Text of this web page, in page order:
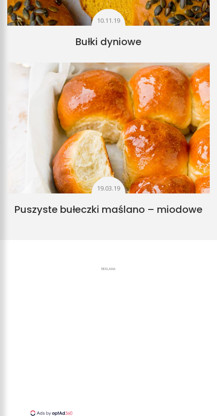
10.11.19
Bułki dyniowe
19.03.19
Puszyste bułeczki maślano – miodowe
REKLAMA